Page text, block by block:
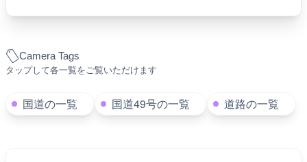
Camera Tags
タップして各一覧をご覧いただけます
国道の一覧 国道49号の一覧 道路の一覧